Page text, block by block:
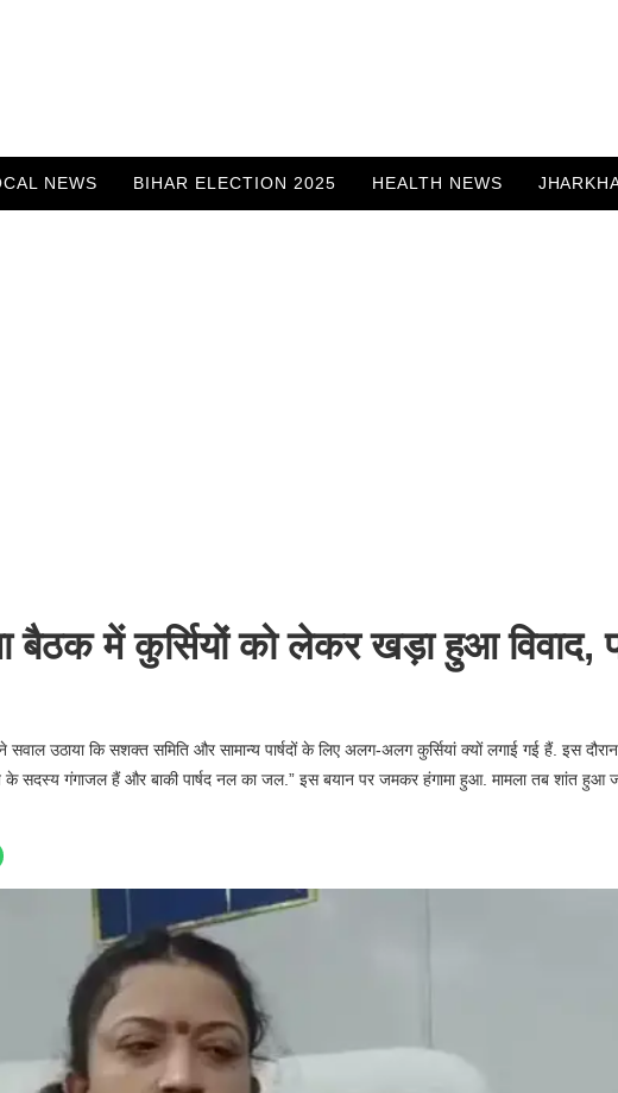
NEWS BIHAR ELECTION 2025 HEALTH NEWS
बैठक में कुर्सियों को लेकर खड़ा हुआ विवाद,
सवाल उठाया कि सशक्त समिति और सामान्य पार्षदों के लिए अलग-अलग कुर्सियां क्यों लगाई गई हैं. इस
के सदस्य गंगाजल हैं और बाकी पार्षद नल का जल.” इस बयान पर जमकर हंगामा हुआ. मामला तब शांत